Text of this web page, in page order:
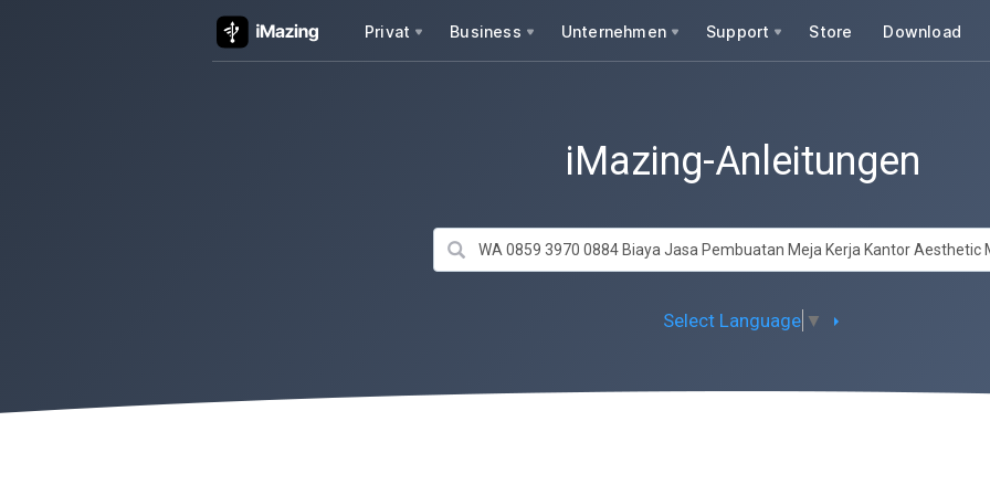
Privat Business Unternehmen Support Store Download
iMazing-Anleitungen
Select Language ▼